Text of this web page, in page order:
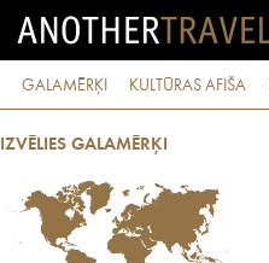
GALAMĒRĶI KULTŪRAS AFIŠA
IZVĒLIES GALAMĒRĶI